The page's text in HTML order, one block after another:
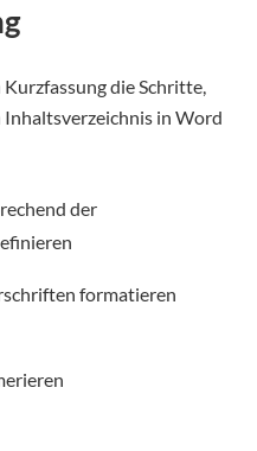
die Schritte,
Inhaltsverzeichnis in Word
der
formatieren